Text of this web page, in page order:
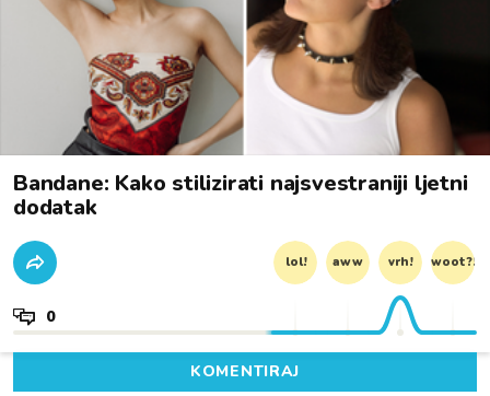
Bandane: Kako stilizirati najsvestraniji ljetni
dodatak
lol! aww vrh! woot?!
0
KOMENTIRAJ